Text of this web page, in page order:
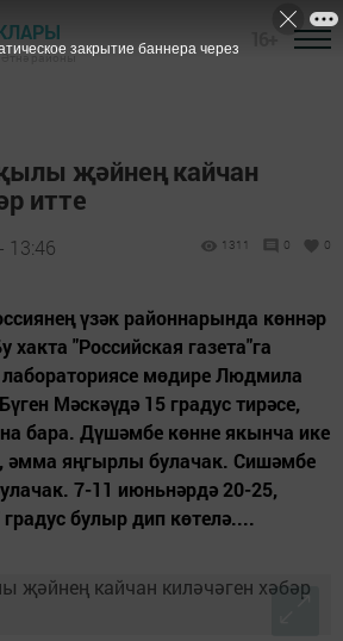
Әтнә районы
җәйнең кайчан
итте
13:46 1311 0 0
үзәк районнарында көннәр
"Российская газета"га
мөдире Людмила
Мәскәүдә 15 градус тирәсе,
бара. Дүшәмбе көнне якынча ике
әмма яңгырлы булачак. Сишәмбе
7-11 июньнәрдә 20-25,
булыр дип көтелә....
закрытие баннера через